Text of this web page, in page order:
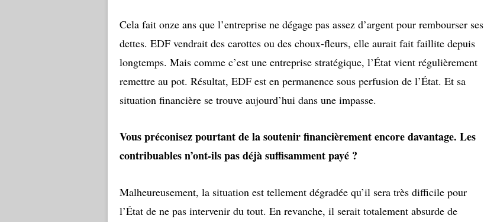
Cela fait onze ans que l’entreprise ne dégage pas assez d’argent pour rembourser ses
dettes. EDF vendrait des carottes ou des choux-fleurs, elle aurait fait faillite depuis
longtemps. Mais comme c’est une entreprise stratégique, l’État vient régulièrement
remettre au pot. Résultat, EDF est en permanence sous perfusion de l’État. Et sa
situation financière se trouve aujourd’hui dans une impasse.
Vous préconisez pourtant de la soutenir financièrement encore davantage. Les
contribuables n’ont-ils pas déjà suffisamment payé ?
Malheureusement, la situation est tellement dégradée qu’il sera très difficile pour
l’État de ne pas intervenir du tout. En revanche, il serait totalement absurde de